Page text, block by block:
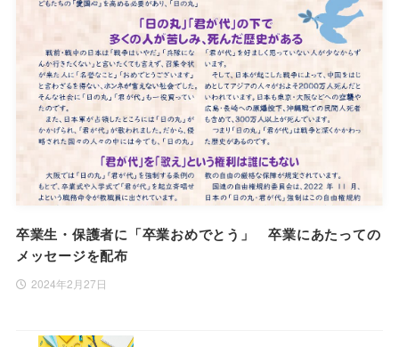
卒業生・保護者に「卒業おめでとう」 卒業にあたっての
メッセージを配布
2024年2月27日